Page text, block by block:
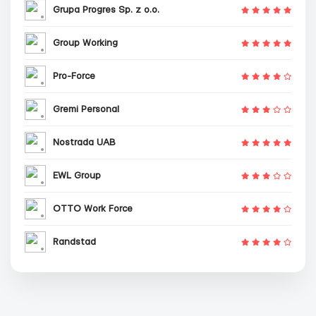
Grupa Progres Sp. z o.o.
Group Working
Pro-Force
Gremi Personal
Nostrada UAB
EWL Group
OTTO Work Force
Randstad